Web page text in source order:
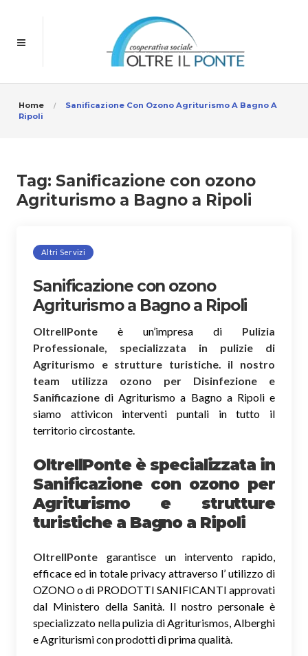
Home
Sanificazione Con Ozono Agriturismo A Bagno A
Ripoli
Tag: Sanificazione con ozono
Agriturismo a Bagno a Ripoli
Altri Servizi
Sanificazione con ozono
Agriturismo a Bagno a Ripoli
OltreIlPonte è un’impresa di Pulizia
Professionale, specializzata in pulizie di
Agriturismo e strutture turistiche. il nostro
team utilizza ozono per Disinfezione e
Sanificazione di Agriturismo a Bagno a Ripoli e
siamo attivicon interventi puntali in tutto il
territorio circostante.
OltreIlPonte è specializzata in
Sanificazione con ozono per
Agriturismo e strutture
turistiche a Bagno a Ripoli
OltreIlPonte garantisce un intervento rapido,
efficace ed in totale privacy attraverso l’ utilizzo di
OZONO o di PRODOTTI SANIFICANTI approvati
dal Ministero della Sanità. Il nostro personale è
specializzato nella pulizia di Agriturismos, Alberghi
e Agriturismi con prodotti di prima qualità.